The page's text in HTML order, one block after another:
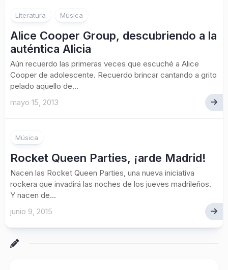
Literatura Música
Alice Cooper Group, descubriendo a la
auténtica Alicia
Aún recuerdo las primeras veces que escuché a Alice
Cooper de adolescente. Recuerdo brincar cantando a grito
pelado aquello de...
mayo 15, 2013
Música
Rocket Queen Parties, ¡arde Madrid!
Nacen las Rocket Queen Parties, una nueva iniciativa
rockera que invadirá las noches de los jueves madrileños.
Y nacen de...
junio 9, 2015